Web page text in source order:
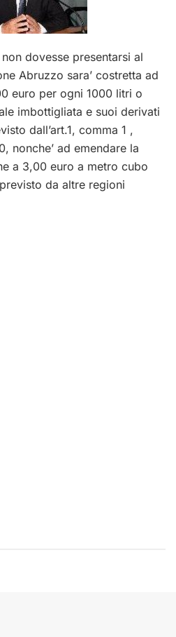
dovesse presentarsi al
Abruzzo sara’ costretta ad
euro per ogni 1000 litri o
imbottigliata e suoi derivati
dall’art.1, comma 1 ,
nonche’ ad emendare la
a 3,00 euro a metro cubo
da altre regioni